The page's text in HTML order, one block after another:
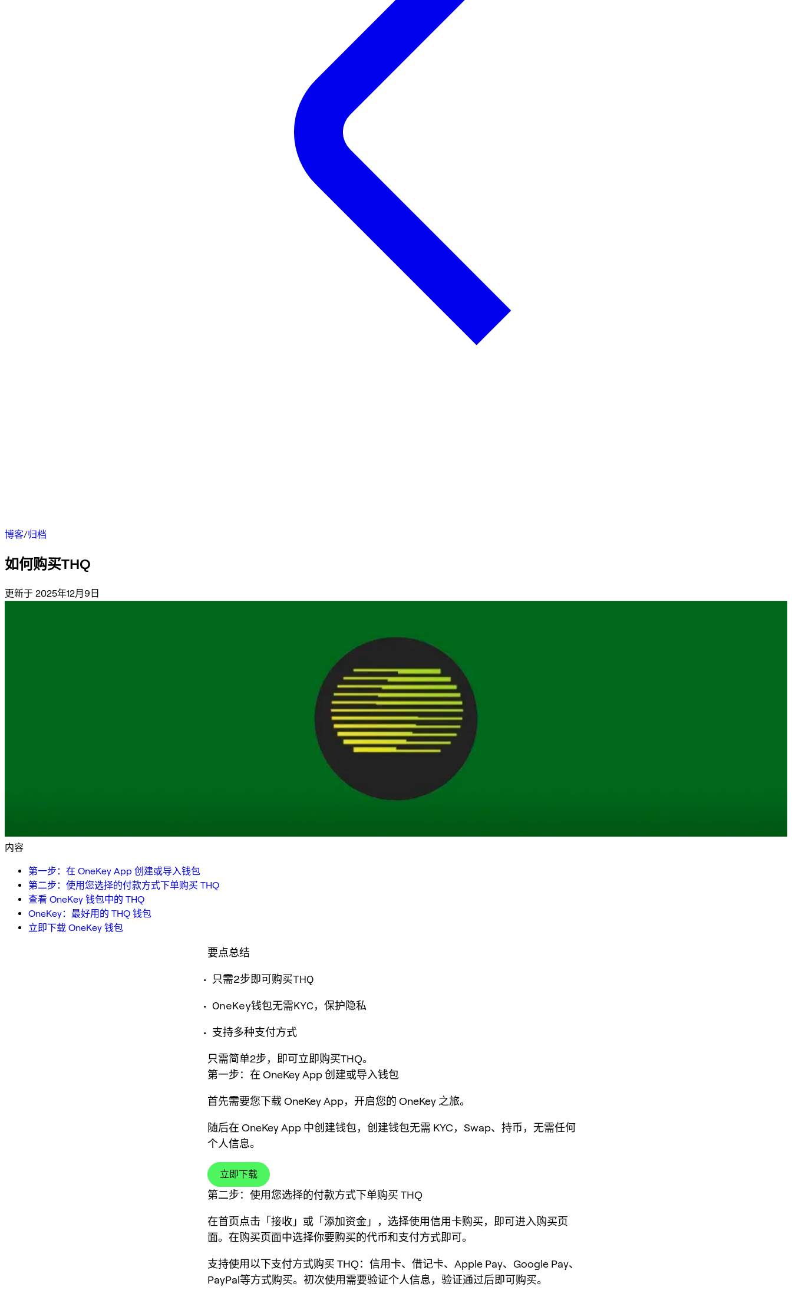
博客/归档
如何购买THQ
更新于 2025年12月9日
内容
第一步：在 OneKey App 创建或导入钱包
第二步：使用您选择的付款方式下单购买 THQ
查看 OneKey 钱包中的 THQ
OneKey：最好用的 THQ 钱包
立即下载 OneKey 钱包
要点总结
只需2步即可购买THQ
OneKey钱包无需KYC，保护隐私
支持多种支付方式
只需简单2步，即可立即购买THQ。
第一步：在 OneKey App 创建或导入钱包
首先需要您下载 OneKey App，开启您的 OneKey 之旅。
随后在 OneKey App 中创建钱包，创建钱包无需 KYC，Swap、持币，无需任何
个人信息。
立即下载
第二步：使用您选择的付款方式下单购买 THQ
在首页点击「接收」或「添加资金」，选择使用信用卡购买，即可进入购买页
面。在购买页面中选择你要购买的代币和支付方式即可。
支持使用以下支付方式购买 THQ：信用卡、借记卡、Apple Pay、Google Pay、
PayPal等方式购买。初次使用需要验证个人信息，验证通过后即可购买。